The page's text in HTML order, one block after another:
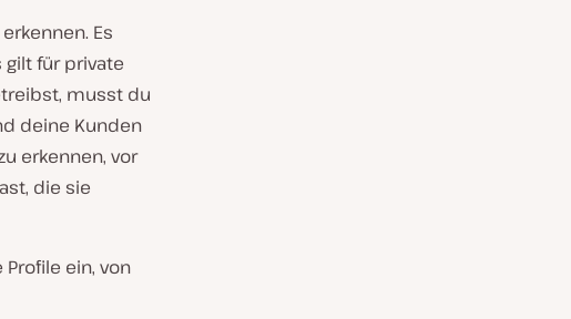
Es
gilt für private
musst du
deine Kunden
erkennen, vor
die sie
ein, von